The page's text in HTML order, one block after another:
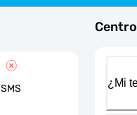
SMS ¿Mi